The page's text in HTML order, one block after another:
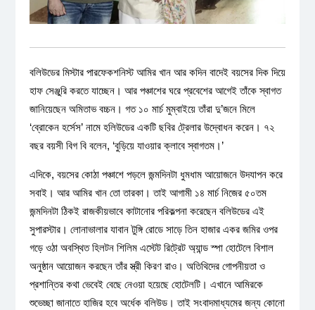
বলিউডের মিস্টার পারফেকশনিস্ট আমির খান আর কদিন বাদেই বয়সের দিক দিয়ে
হাফ সেঞ্জুরি করতে যাচ্ছেন। আর পঞ্চাশের ঘরে প্রবেশের আগেই তাঁকে স্বাগত
জানিয়েছেন অমিতাভ বচ্চন। গত ১০ মার্চ মুম্বাইয়ে তাঁরা দু’জনে মিলে
‘ব্রোকেন হর্সেস’ নামে হলিউডের একটি ছবির ট্রেলার উদ্বোধন করেন। ৭২
বছর বয়সী বিগ বি বলেন, ‘বুড়িয়ে যাওয়ার ক্লাবে স্বাগতম।’
এদিকে, বয়সের কোঠা পঞ্চাশে পড়লে জন্মদিনটা ধুমধাম আয়োজনে উদযাপন করে
সবাই। আর আমির খান তো তারকা। তাই আগামী ১৪ মার্চ নিজের ৫০তম
জন্মদিনটা ঠিকই রাজকীয়ভাবে কাটানোর পরিকল্পনা করেছেন বলিউডের এই
সুপারস্টার। লোনাভালার যাবান টুঙ্গি রোডে সাড়ে তিন হাজার একর জমির ওপর
গড়ে ওঠা অবস্থিত হিলটন শিলিম এস্টেট রিট্রেট অ্যান্ড স্পা হোটেলে বিশাল
অনুষ্ঠান আয়োজন করছেন তাঁর স্ত্রী কিরণ রাও। অতিথিদের গোপনীয়তা ও
প্রশান্তির কথা ভেবেই বেছে নেওয়া হয়েছে হোটেলটি। এখানে আমিরকে
শুভেচ্ছা জানাতে হাজির হবে অর্ধেক বলিউড। তাই সংবাদমাধ্যমের জন্য কোনো